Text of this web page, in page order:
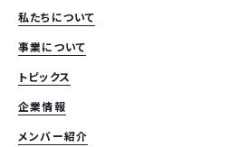
私たちについて
事業について
トピックス
企業情報
メンバー紹介